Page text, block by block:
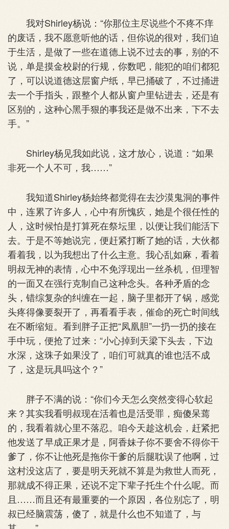
我对Shirley杨说：“你那位主尽说些个不疼不痒
的废话，我不愿意听他的话，但你说的很对，我们迫
于生活，是做了一些在道德上说不过去的事，别的不
说，单是摸金校尉的行规，你数吧，能犯的咱们都犯
了，可以说道德这层窗户纸，早已捅破了，不过捅进
去一个手指头，跟整个人都从窗户里钻进去，还是有
区别的，这种心黑手狠的事我还是做不出来，下不去
手。”
Shirley杨见我如此说，这才放心，说道：“如果
非死一个人不可，我……”
我知道Shirley杨始终都觉得在去沙漠鬼洞的事件
中，连累了许多人，心中有所愧疚，她是个很任性的
人，这时候怕是打算死在祭坛里，以便让我们能活下
去。于是不等她说完，便赶紧打断了她的话，大伙都
看着我，以为我想出了什么主意。我心乱如麻，看着
明叔无神的表情，心中不免浮现出一丝杀机，但理智
的一面又在强行克制自己这种念头。各种矛盾的念
头，错综复杂的纠缠在一起，脑子里都开了锅，感觉
头疼得像要裂开了，再看看手表，催命的死亡时间线
在不断缩短。看到胖子正把“凤凰胆”一扔一扔的接在
手中玩，便抢了过来：“小心掉到天梁下头去，下边
水深，这珠子如果没了，咱们可就真的谁也活不成
了，这是玩具吗这个？”
胖子不满的说：“你们今天怎么突然变得心软起
来？其实我看明叔现在活着也是活受罪，痴傻呆蔫
的，我看着就心里不落忍。咱今天趁这机会，赶紧把
他发送了早成正果才是，阿香妹子你不要舍不得你干
爹了，你不让他死是拖你干爹的后腿耽误了他啊，过
这村没这店了，要是明天死就不算是为救世人而死，
那就成不得正果，还说不定下辈子托生个什么呢。而
且……而且还有最重要的一个原因，各位别忘了，明
叔已经脑震荡，傻了，就是什么也不知道了，与